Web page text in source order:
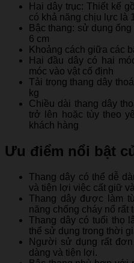
Hai dây trục: Thiết kế
có khả năng chịu lực là
Bậc thang: sử dụng
6 cm
Khoảng cách giữa các
Hai đầu dây có hai
móc vào vật cố định
Tải trọng thang dây
kg
Chiều dài thang dây
trở lên hoặc tùy theo
khách hàng
Ưu điểm nổi bật
Thang dây có thể dễ
và tiện lợi việc cất giữ
Thang dây được làm
năng chống cháy nổ rất
Thang dây có tuổi thọ
thể sử dụng trong thời
Người sử dụng rất
dàng và tiện lợi.